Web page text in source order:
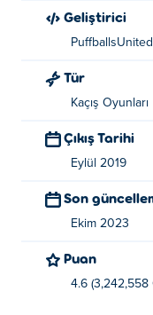
İçerik oluşturucu
geliştirilmiştir. Diğer
the Bank,Infiltrating
the Complex
Geliştirici
PuffballsUnited
Tür
Kaçış Oyunları
Çıkış Tarihi
Eylül 2019
Son
Ekim 2023
Puan
4.6 (3,242,558